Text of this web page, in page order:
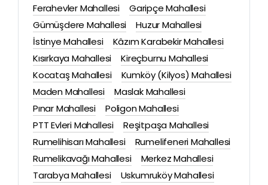
Ferahevler Mahallesi
Garipçe Mahallesi
Gümüşdere Mahallesi
Huzur Mahallesi
İstinye Mahallesi
Kâzım Karabekir Mahallesi
Kısırkaya Mahallesi
Kireçburnu Mahallesi
Kocataş Mahallesi
Kumköy (Kilyos) Mahallesi
Maden Mahallesi
Maslak Mahallesi
Pınar Mahallesi
Poligon Mahallesi
PTT Evleri Mahallesi
Reşitpaşa Mahallesi
Rumelihisarı Mahallesi
Rumelifeneri Mahallesi
Rumelikavağı Mahallesi
Merkez Mahallesi
Tarabya Mahallesi
Uskumruköy Mahallesi